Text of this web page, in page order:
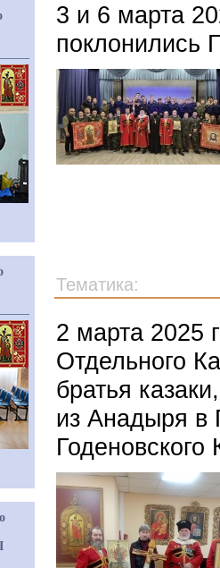
3 и 6 марта
поклонились
Тематика:
2 марта 2025
Отдельного
братья
из Анадыря в
Годеновского